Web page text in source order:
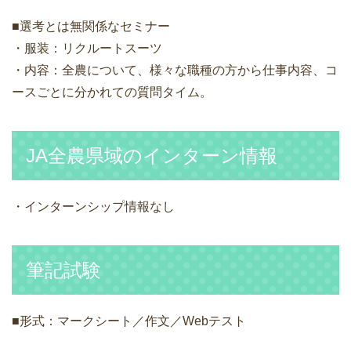
■選考とは無関係なセミナー
・服装：リクルートスーツ
・内容：全農について、様々な職種の方から仕事内容、コ
ースごとに分かれての質問タイム。
JA全農県域のインターン情報
・インターンシップ情報なし
筆記試験
■形式：マークシート／作文／Webテスト